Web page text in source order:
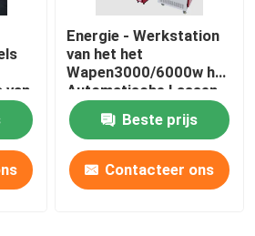
Froniuslassen
van
Energie - Werkstation
van het het
Wapen3000/6000w het
Automatische Lassen
van de besparings
Robotachtige
Manipulator
Beste prijs
Contacteer ons